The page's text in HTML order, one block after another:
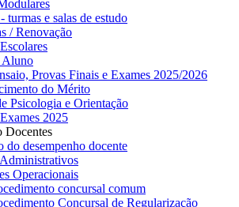
turmas e salas de estudo
/ Renovação
Aluno
Provas Finais e Exames 2025/2026
do Mérito
Psicologia e Orientação
2025
Docentes
do desempenho docente
Operacionais
concursal comum
Concursal de Regularização